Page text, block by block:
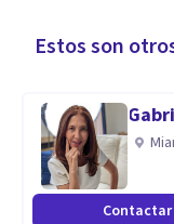
Estos son
Contactar